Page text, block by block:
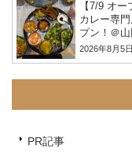
【7/9 オ
カレー専
プン！＠
2026年8月5日
PR記事